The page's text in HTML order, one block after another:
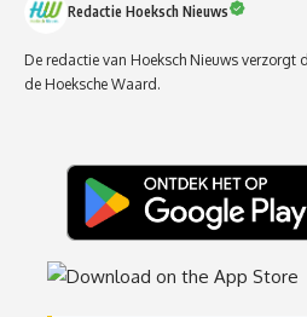
Redactie Hoeksch Nieuws
De redactie van Hoeksch Nieuws verzorgt
de Hoeksche Waard.